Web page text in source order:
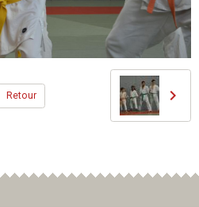
Retour